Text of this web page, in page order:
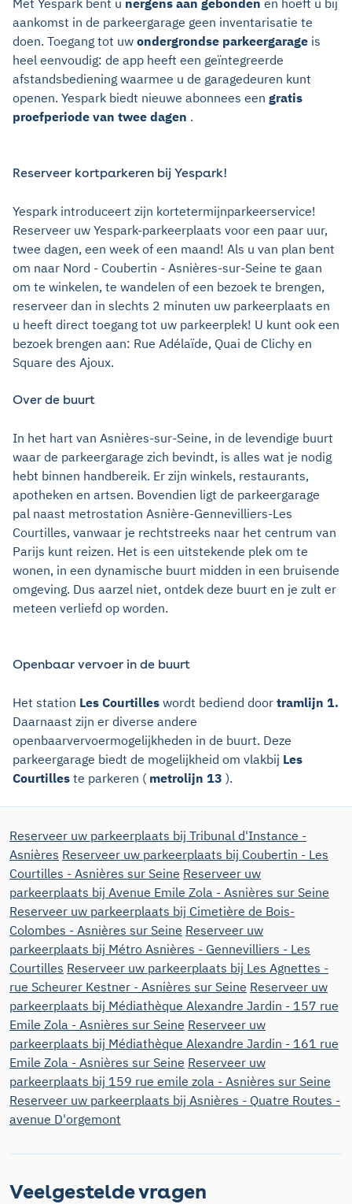
aankomst in de parkeergarage geen inventarisatie te
doen. Toegang tot uw ondergrondse parkeergarage is
heel eenvoudig: de app heeft een geïntegreerde
afstandsbediening waarmee u de garagedeuren kunt
openen. Yespark biedt nieuwe abonnees een gratis
proefperiode van twee dagen .
Reserveer kortparkeren bij Yespark!
Yespark introduceert zijn kortetermijnparkeerservice!
Reserveer uw Yespark-parkeerplaats voor een paar uur,
twee dagen, een week of een maand! Als u van plan bent
om naar Nord - Coubertin - Asnières-sur-Seine te gaan
om te winkelen, te wandelen of een bezoek te brengen,
reserveer dan in slechts 2 minuten uw parkeerplaats en
u heeft direct toegang tot uw parkeerplek! U kunt ook een
bezoek brengen aan: Rue Adélaïde, Quai de Clichy en
Square des Ajoux.
Over de buurt
In het hart van Asnières-sur-Seine, in de levendige buurt
waar de parkeergarage zich bevindt, is alles wat je nodig
hebt binnen handbereik. Er zijn winkels, restaurants,
apotheken en artsen. Bovendien ligt de parkeergarage
pal naast metrostation Asnière-Gennevilliers-Les
Courtilles, vanwaar je rechtstreeks naar het centrum van
Parijs kunt reizen. Het is een uitstekende plek om te
wonen, in een dynamische buurt midden in een bruisende
omgeving. Dus aarzel niet, ontdek deze buurt en je zult er
meteen verliefd op worden.
Openbaar vervoer in de buurt
Het station Les Courtilles wordt bediend door tramlijn 1.
Daarnaast zijn er diverse andere
openbaarvervoermogelijkheden in de buurt. Deze
parkeergarage biedt de mogelijkheid om vlakbij Les
Courtilles te parkeren ( metrolijn 13 ).
Reserveer uw parkeerplaats bij Tribunal d'Instance -
Asnières Reserveer uw parkeerplaats bij Coubertin - Les
Courtilles - Asnières sur Seine Reserveer uw
parkeerplaats bij Avenue Emile Zola - Asnières sur Seine
Reserveer uw parkeerplaats bij Cimetière de Bois-
Colombes - Asnières sur Seine Reserveer uw
parkeerplaats bij Métro Asnières - Gennevilliers - Les
Courtilles Reserveer uw parkeerplaats bij Les Agnettes -
rue Scheurer Kestner - Asnières sur Seine Reserveer uw
parkeerplaats bij Médiathèque Alexandre Jardin - 157 rue
Emile Zola - Asnières sur Seine Reserveer uw
parkeerplaats bij Médiathèque Alexandre Jardin - 161 rue
Emile Zola - Asnières sur Seine Reserveer uw
parkeerplaats bij 159 rue emile zola - Asnières sur Seine
Reserveer uw parkeerplaats bij Asnières - Quatre Routes -
avenue D'orgemont
Veelgestelde vragen